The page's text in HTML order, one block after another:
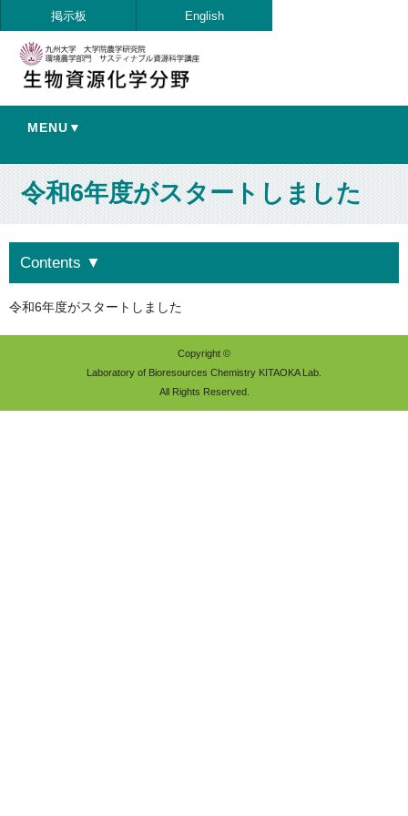
掲示板 English
MENU▼
令和6年度がスタートしました
令和6年度がスタートしました
Contents ▼
Copyright ©
Laboratory of Bioresources Chemistry KITAOKA Lab.
All Rights Reserved.